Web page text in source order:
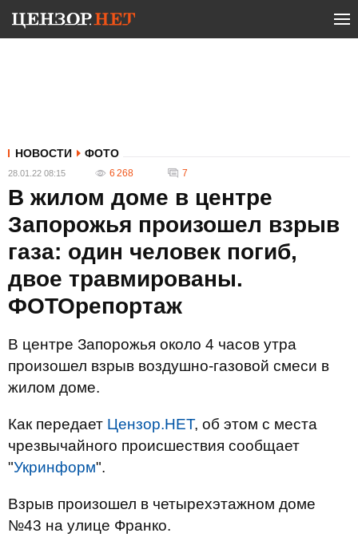
НОВОСТИ ФОТО
28.01.22 08:15 6 268 7
В жилом доме в центре
Запорожья произошел взрыв
газа: один человек погиб,
двое травмированы.
ФОТОрепортаж
В центре Запорожья около 4 часов утра
произошел взрыв воздушно-газовой смеси в
жилом доме.
Как передает Цензор.НЕТ, об этом с места
чрезвычайного происшествия сообщает
"Укринформ".
Взрыв произошел в четырехэтажном доме
№43 на улице Франко.